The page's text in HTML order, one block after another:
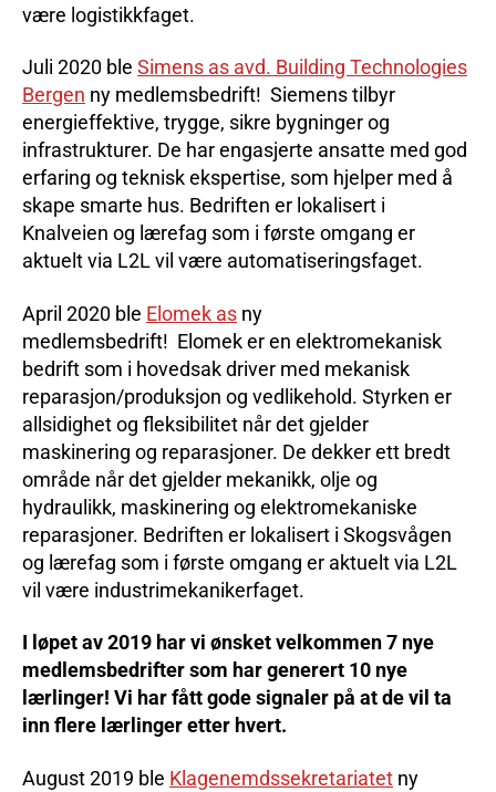
være logistikkfaget.
Juli 2020 ble Simens as avd. Building Technologies
Bergen ny medlemsbedrift! Siemens tilbyr
energieffektive, trygge, sikre bygninger og
infrastrukturer. De har engasjerte ansatte med god
erfaring og teknisk ekspertise, som hjelper med å
skape smarte hus. Bedriften er lokalisert i
Knalveien og lærefag som i første omgang er
aktuelt via L2L vil være automatiseringsfaget.
April 2020 ble Elomek as ny
medlemsbedrift! Elomek er en elektromekanisk
bedrift som i hovedsak driver med mekanisk
reparasjon/produksjon og vedlikehold. Styrken er
allsidighet og fleksibilitet når det gjelder
maskinering og reparasjoner. De dekker ett bredt
område når det gjelder mekanikk, olje og
hydraulikk, maskinering og elektromekaniske
reparasjoner. Bedriften er lokalisert i Skogsvågen
og lærefag som i første omgang er aktuelt via L2L
vil være industrimekanikerfaget.
I løpet av 2019 har vi ønsket velkommen 7 nye
medlemsbedrifter som har generert 10 nye
lærlinger! Vi har fått gode signaler på at de vil ta
inn flere lærlinger etter hvert.
August 2019 ble Klagenemdssekretariatet ny